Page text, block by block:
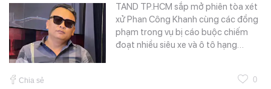
TAND TP.HCM sắp mở phiên tòa xét
xử Phan Công Khanh cùng các đồng
phạm trong vụ bị cáo buộc chiếm
đoạt nhiều siêu xe và ô tô hạng…
Chia sẻ 0